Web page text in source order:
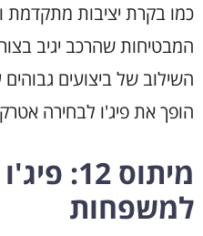
כמו בקרת יציבות מתקדמת
המבטיחות שהרכב יגיב
השילוב של ביצועים
הופך את פיג'ו לבחירה
מיתוס
למשפחות